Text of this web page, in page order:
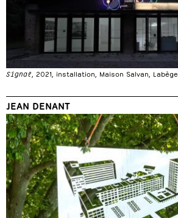
Signal , 2021, installation, Maison Salvan, Labège
JEAN DENANT